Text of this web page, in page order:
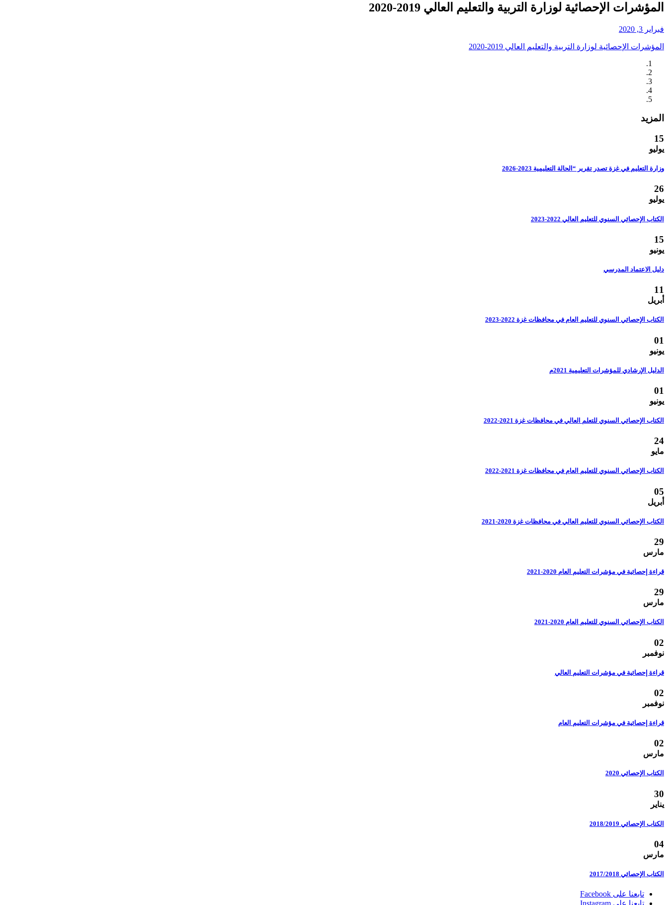
المؤشرات الإحصائية لوزارة التربية والتعليم العالي 2019-2020
فبراير 3, 2020
المؤشرات الإحصائية لوزارة التربية والتعليم العالي 2019-2020
المزيد
15
يوليو
وزارة التعليم في غزة تصدر تقرير “الحالة التعليمية 2023-2026
26
يوليو
الكتاب الإحصائي السنوي للتعليم العالي 2022-2023
15
يونيو
دليل الاعتماد المدرسي
11
أبريل
الكتاب الإحصائي السنوي للتعليم العام في محافظات غزة 2022-2023
01
يونيو
الدليل الإرشادي للمؤشرات التعليمية 2021م
01
يونيو
الكتاب الإحصائي السنوي للتعلم العالي في محافظات غزة 2021-2022
24
مايو
الكتاب الإحصائي السنوي للتعليم العام في محافظات غزة 2021-2022
05
أبريل
الكتاب الإحصائي السنوي للتعليم العالي في محافظات غزة 2020-2021
29
مارس
قراءة إحصائية في مؤشرات التعليم العام 2020-2021
29
مارس
الكتاب الإحصائي السنوي للتعليم العام 2020-2021
02
نوفمبر
قراءة إحصائية في مؤشرات التعليم العالي
02
نوفمبر
قراءة إحصائية في مؤشرات التعليم العام
02
مارس
الكتاب الإحصائي 2020
30
يناير
الكتاب الإحصائي 2018/2019
04
مارس
الكتاب الإحصائي 2017/2018
تابعنا على Facebook